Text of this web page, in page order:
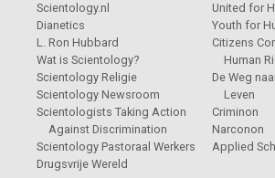
Scientology.nl
Dianetics
L. Ron Hubbard
Wat is Scientology?
Scientology Religie
Scientology Newsroom
Scientologists Taking Action
Against Discrimination
Scientology Pastoraal Werkers
Drugsvrije Wereld
United for
Youth for
Citizens
Human
De Weg
Leven
Criminon
Narconon
Applied